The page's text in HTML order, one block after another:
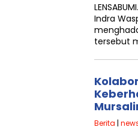
Indra
tersebut
Berita |